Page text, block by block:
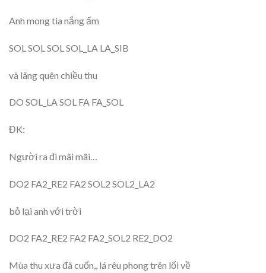
Anh mong tia nắng ấm
SOL SOL SOL SOL_LA LA_SIB
và lãng quên chiều thu
DO SOL_LA SOL FA FA_SOL
ĐK:
Người ra đi mãi mãi…
DO2 FA2_RE2 FA2 SOL2 SOL2_LA2
bỏ lại anh với trời
DO2 FA2_RE2 FA2 FA2_SOL2 RE2_DO2
Mùa thu xưa đã cuốn,, lá rêu phong trên lối về